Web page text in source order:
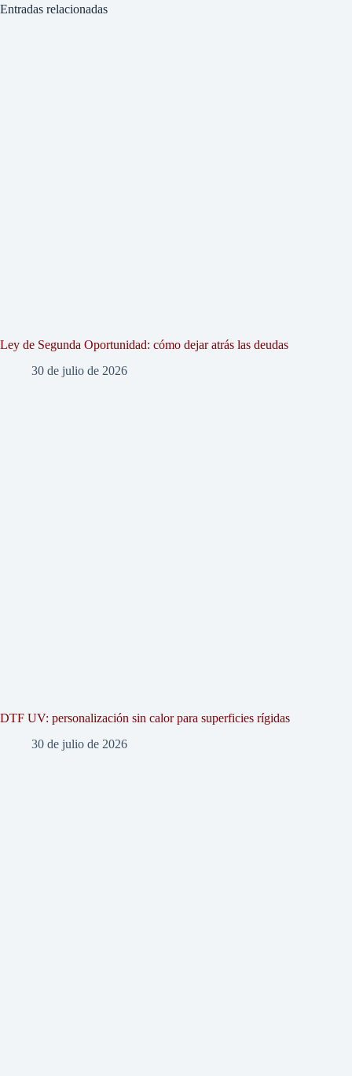
Entradas relacionadas
Ley de Segunda Oportunidad: cómo dejar atrás las deudas
30 de julio de 2026
DTF UV: personalización sin calor para superficies rígidas
30 de julio de 2026